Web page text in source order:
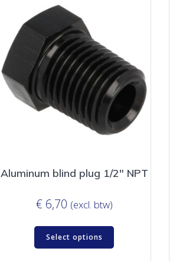
Aluminum blind plug 1/2″ NPT
€ 6,70 (excl. btw)
Select options